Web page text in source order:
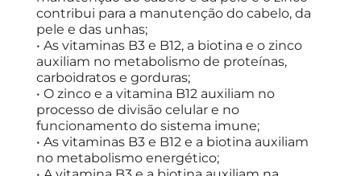
contribui para a manutenção do cabelo, da
pele e das unhas;
• As vitaminas B3 e B12, a biotina e o zinco
auxiliam no metabolismo de proteínas,
carboidratos e gorduras;
• O zinco e a vitamina B12 auxiliam no
processo de divisão celular e no
funcionamento do sistema imune;
• As vitaminas B3 e B12 e a biotina auxiliam
no metabolismo energético;